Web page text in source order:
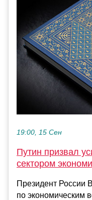
19:00, 15 Сен
Путин призвал
сектором
Президент России
по экономическим